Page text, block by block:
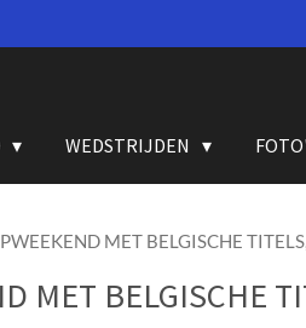
WEDSTRIJDEN
MET BELGISCHE
MET BELGISCHE